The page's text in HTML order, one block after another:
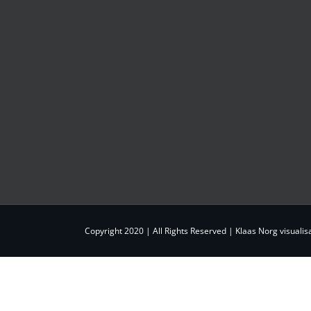
Copyright 2020 | All Rights Reserved | Klaas Norg